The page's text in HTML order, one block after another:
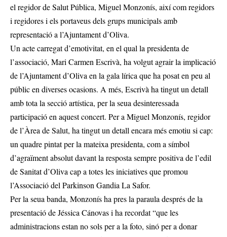
el regidor de Salut Pública, Miguel Monzonís, així com regidors
i regidores i els portaveus dels grups municipals amb
representació a l’Ajuntament d’Oliva.
Un acte carregat d’emotivitat, en el qual la presidenta de
l’associació, Mari Carmen Escrivà, ha volgut agrair la implicació
de l’Ajuntament d’Oliva en la gala lírica que ha posat en peu al
públic en diverses ocasions. A més, Escrivà ha tingut un detall
amb tota la secció artística, per la seua desinteressada
participació en aquest concert. Per a Miguel Monzonís, regidor
de l’Àrea de Salut, ha tingut un detall encara més emotiu si cap:
un quadre pintat per la mateixa presidenta, com a símbol
d’agraïment absolut davant la resposta sempre positiva de l’edil
de Sanitat d’Oliva cap a totes les iniciatives que promou
l’Associació del Parkinson Gandia La Safor.
Per la seua banda, Monzonís ha pres la paraula després de la
presentació de Jéssica Cánovas i ha recordat “que les
administracions estan no sols per a la foto, sinó per a donar